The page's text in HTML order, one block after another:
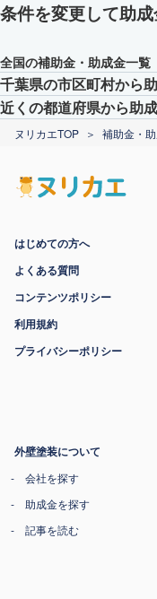
条件を変更して助
全国の補助金・助成金一覧
千葉県の市区町村から
近くの都道府県から助
ヌリカエTOP 補助金・
はじめての方へ
よくある質問
コンテンツポリシー
利用規約
プライバシーポリシー
外壁塗装について
会社を探す
助成金を探す
記事を読む